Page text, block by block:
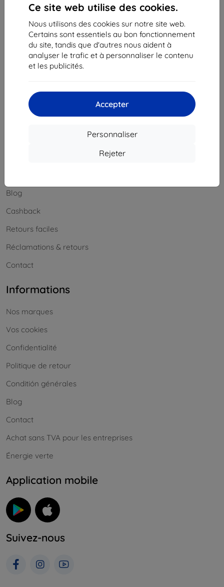
Ce site web utilise des cookies.
Nous utilisons des cookies sur notre site web.
Certains sont essentiels au bon fonctionnement
du site, tandis que d'autres nous aident à
analyser le trafic et à personnaliser le contenu
et les publicités.
Accepter
Personnaliser
Rejeter
Contacts
info@top4mobile.eu
Contactez-nous
En ligne8h00 – 16h00
Samedi et dimanche :
Blog
Cashback
Retours faciles
Réclamations & retours
Contact
Informations
Nos marques
Vos cookies
Confidentialité
Politique de retour
Conditión générales
Blog
Contact
Achat sans TVA pour les entreprises
Énergie verte
Application mobile
Suivez-nous